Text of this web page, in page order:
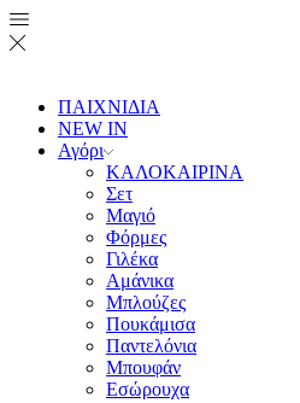
ΠΑΙΧΝΙΔΙΑ
NEW IN
Αγόρι
ΚΑΛΟΚΑΙΡΙΝΑ
Σετ
Μαγιό
Φόρμες
Γιλέκα
Αμάνικα
Μπλούζες
Πουκάμισα
Παντελόνια
Μπουφάν
Εσώρουχα